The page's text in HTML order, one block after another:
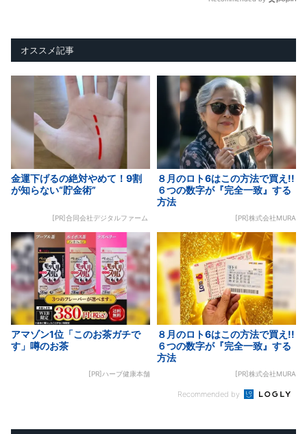
オススメ記事
金運下げるの絶対やめて！9割
が知らない“貯金術”
[PR]合同会社デジタルファーム
８月のロト6はこの方法で買え!!
６つの数字が『完全一致』する
方法
[PR]株式会社MURA
アマゾン1位「このお茶ガチで
す」噂のお茶
[PR]ハーブ健康本舗
８月のロト6はこの方法で買え!!
６つの数字が『完全一致』する
方法
[PR]株式会社MURA
Recommended by